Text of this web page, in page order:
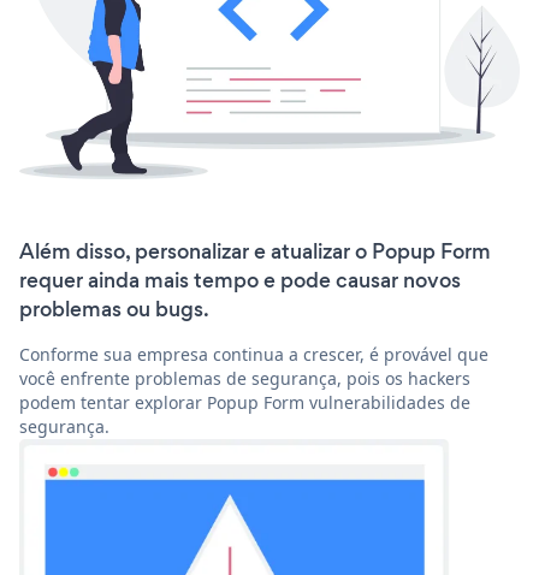
Além disso, personalizar e atualizar o Popup Form
requer ainda mais tempo e pode causar novos
problemas ou bugs.
Conforme sua empresa continua a crescer, é provável que
você enfrente problemas de segurança, pois os hackers
podem tentar explorar Popup Form vulnerabilidades de
segurança.